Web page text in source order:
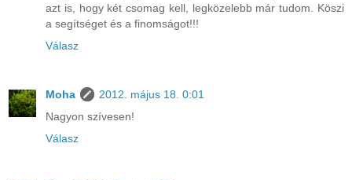
azt is, hogy két csomag kell, legközelebb már tudom. Köszi
a segítséget és a finomságot!!!
Válasz
Moha
2012. május 18. 0:01
Nagyon szívesen!
Válasz